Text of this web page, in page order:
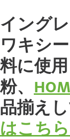
イング
ワキシ
料に使
粉、
品揃えし
はこち